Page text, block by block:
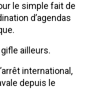
le simple fait de
d’agendas
ailleurs.
international,
depuis le